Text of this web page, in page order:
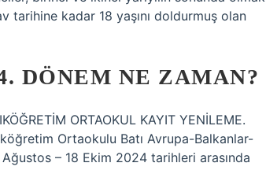
tarihine kadar 18 yaşını doldurmuş olan
DÖNEM NE ZAMAN?
ORTAOKUL KAYIT YENİLEME.
Ortaokulu Batı Avrupa-Balkanlar-
– 18 Ekim 2024 tarihleri ​​arasında